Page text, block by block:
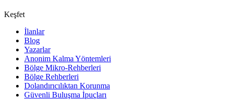
Keşfet
İlanlar
Blog
Yazarlar
Anonim Kalma Yöntemleri
Bölge Mikro-Rehberleri
Bölge Rehberleri
Dolandırıcılıktan Korunma
Güvenli Buluşma İpuçları